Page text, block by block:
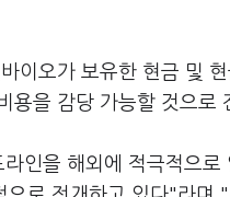
이오가 보유한 현금 및
을 감당 가능할 것으로
인을 해외에 적극적으로